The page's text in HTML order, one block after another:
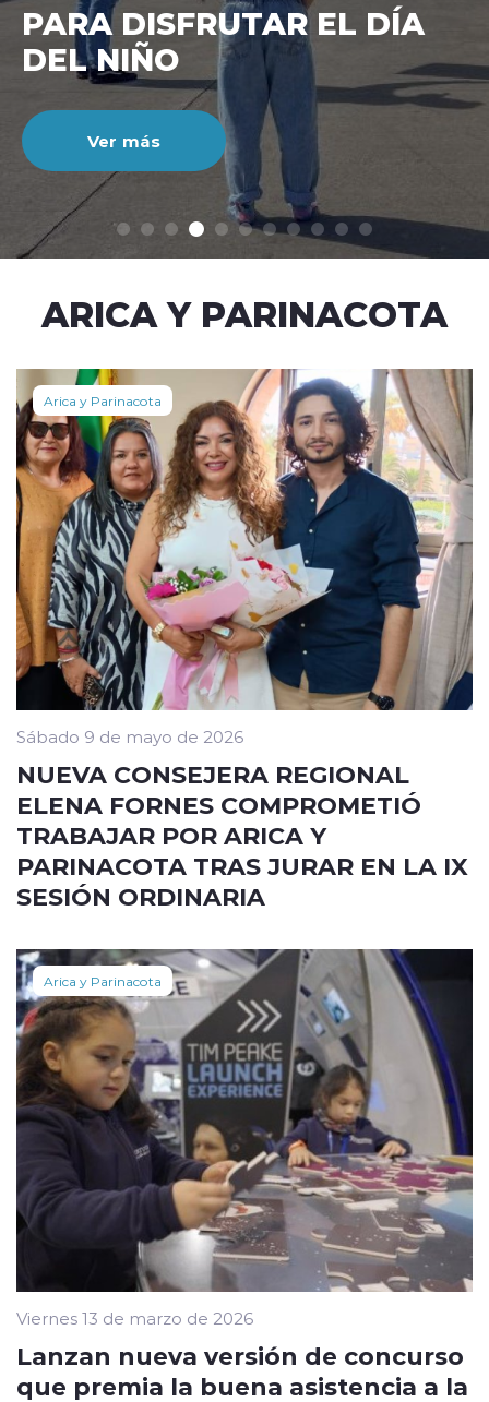
modo claro
CIENTO DURANTE EL MES
DE JULIO
Ver más
ARICA Y PARINACOTA
Arica y Parinacota
Sábado 9 de mayo de 2026
NUEVA CONSEJERA REGIONAL
ELENA FORNES COMPROMETIÓ
TRABAJAR POR ARICA Y
PARINACOTA TRAS JURAR EN LA IX
SESIÓN ORDINARIA
Arica y Parinacota
Viernes 13 de marzo de 2026
Lanzan nueva versión de concurso
que premia la buena asistencia a la